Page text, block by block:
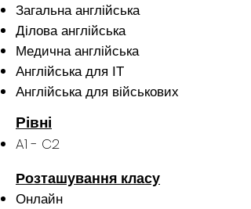
Загальна англійська
Ділова англійська
Медична англійська
Англійська для ІТ
Англійська для військових
Рівні
A1 - C2
Розташування класу
Онлайн